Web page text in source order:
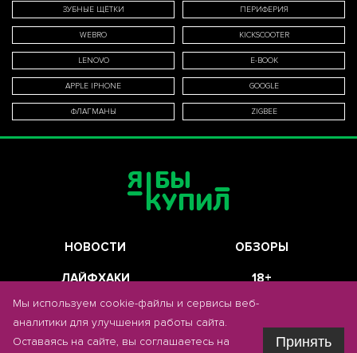
ЗУБНЫЕ ЩЁТКИ ПЕРИФЕРИЯ
WEBRO KICKSCOOTER
LENOVO E-BOOK
APPLE IPHONE GOOGLE
ФЛАГМАНЫ ZIGBEE
НОВОСТИ ОБЗОРЫ
ЛАЙФХАКИ 18+
ГОЛОСОВАНИЕ О ПРОЕКТЕ
НАПИСАТЬ В РЕДАКЦИЮ
Мы используем cookie-файлы и сервисы веб-
аналитики для улучшения работы сайта.
Оставаясь на сайте, вы соглашаетесь на
Принять